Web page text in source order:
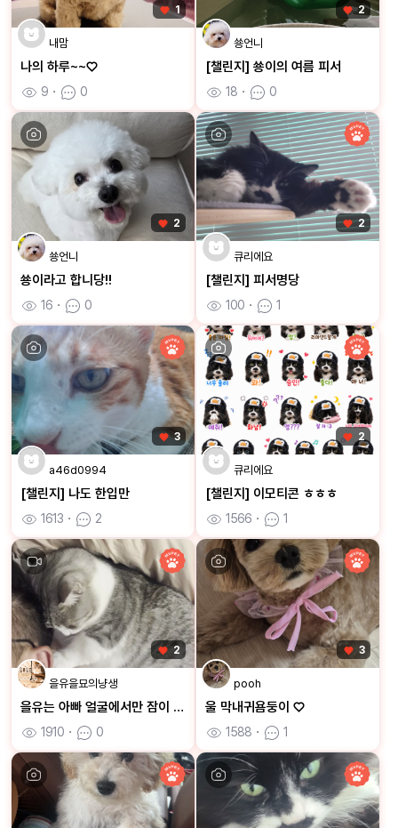
1
내맘
나의 하루~~♡
9 ㆍ 0
2
쑝언니
[챌린지] 쑝이의 여름 피서
18 ㆍ 0
2
쑝언니
쑝이라고 합니당!!
16 ㆍ 0
2
큐리에요
[챌린지] 피서명당
100 ㆍ 1
3
a46d0994
[챌린지] 나도 한입만
1613 ㆍ 2
2
큐리에요
[챌린지] 이모티콘 ㅎㅎㅎ
1566 ㆍ 1
2
을유을묘의냥생
을유는 아빠 얼굴에서만 잠이 와요
1910 ㆍ 0
3
pooh
울 막내귀욤둥이 ♡
1588 ㆍ 1